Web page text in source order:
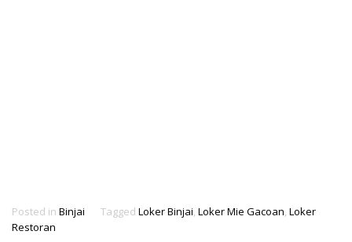
Posted in Binjai Tagged Loker Binjai, Loker Mie Gacoan, Loker
Restoran